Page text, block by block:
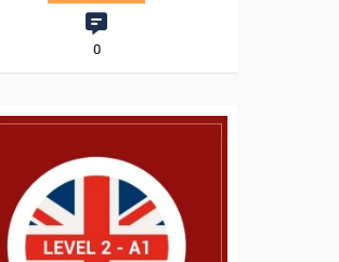
0
Descuentos especiales
Sin requisitos de acceso